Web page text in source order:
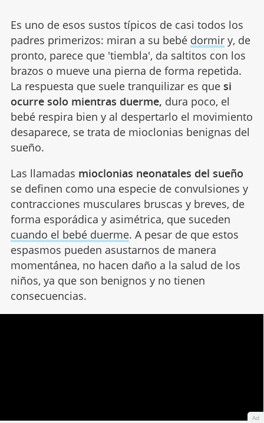
Es uno de esos sustos típicos de casi todos los
padres primerizos: miran a su bebé dormiry, de
pronto, parece que 'tiembla', da saltitos con los
brazos o mueve una pierna de forma repetida.
La respuesta que suele tranquilizar es quesi
ocurre solo mientras duerme, dura poco, el
bebé respira bien y al despertarlo el movimiento
desaparece, se trata de mioclonias benignas del
sueño.
Las llamadas mioclonias neonatales del sueño
se definen como una especie de convulsiones y
contracciones musculares bruscas y breves, de
forma esporádica y asimétrica, que suceden
cuando el bebé duerme. A pesar de que estos
espasmos pueden asustarnos de manera
momentánea, no hacen daño a la salud de los
niños, ya que son benignos y no tienen
consecuencias.
Ad